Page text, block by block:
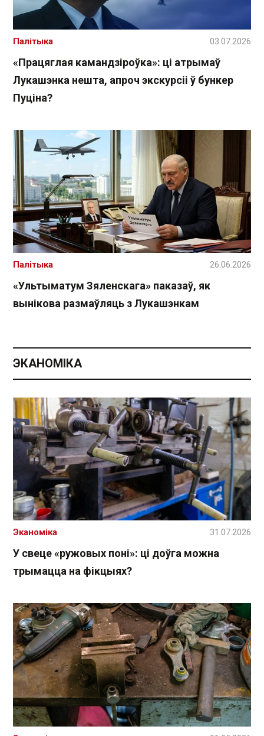
«Працяглая камандзіроўка»: ці атрымаў
Лукашэнка нешта, апроч экскурсіі ў бункер
Пуціна?
Палітыка 03.07.2026
«Ультыматум Зяленскага» паказаў, як
вынікова размаўляць з Лукашэнкам
Палітыка 26.06.2026
ЭКАНОМІКА
У свеце «ружовых поні»: ці доўга можна
трымацца на фікцыях?
Эканоміка 31.07.2026